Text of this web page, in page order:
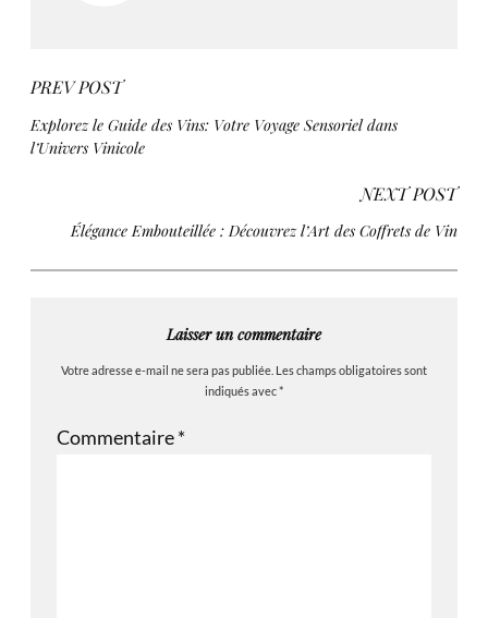
PREV POST
Explorez le Guide des Vins: Votre Voyage Sensoriel dans
l’Univers Vinicole
NEXT POST
Élégance Embouteillée : Découvrez l’Art des Coffrets de Vin
Laisser un commentaire
Votre adresse e-mail ne sera pas publiée. Les champs obligatoires sont
indiqués avec*
Commentaire*